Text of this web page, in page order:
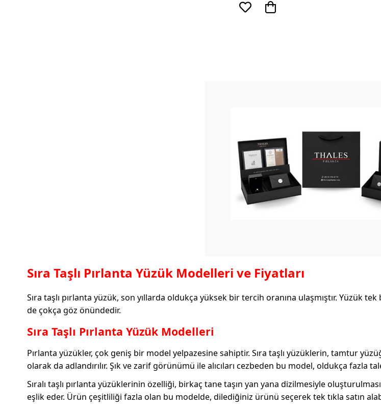
Sıra Taşlı Pırlanta Yüzük Modelleri ve Fiyatları
Sıra taşlı pırlanta yüzük, son yıllarda oldukça yüksek bir tercih oranına ulaşmıştır. Yüzük
de çokça göz önündedir.
Sıra Taşlı Pırlanta Yüzük Modelleri
Pırlanta yüzükler, çok geniş bir model yelpazesine sahiptir. Sıra taşlı yüzüklerin, tamtur
olarak da adlandırılır. Şık ve zarif görünümü ile alıcıları cezbeden bu model, oldukça fazla
Sıralı taşlı pırlanta yüzüklerinin özelliği, birkaç tane taşın yan yana dizilmesiyle
eşlik eder. Ürün çeşitliliği fazla olan bu modelde, dilediğiniz ürünü seçerek tek tıkla satın